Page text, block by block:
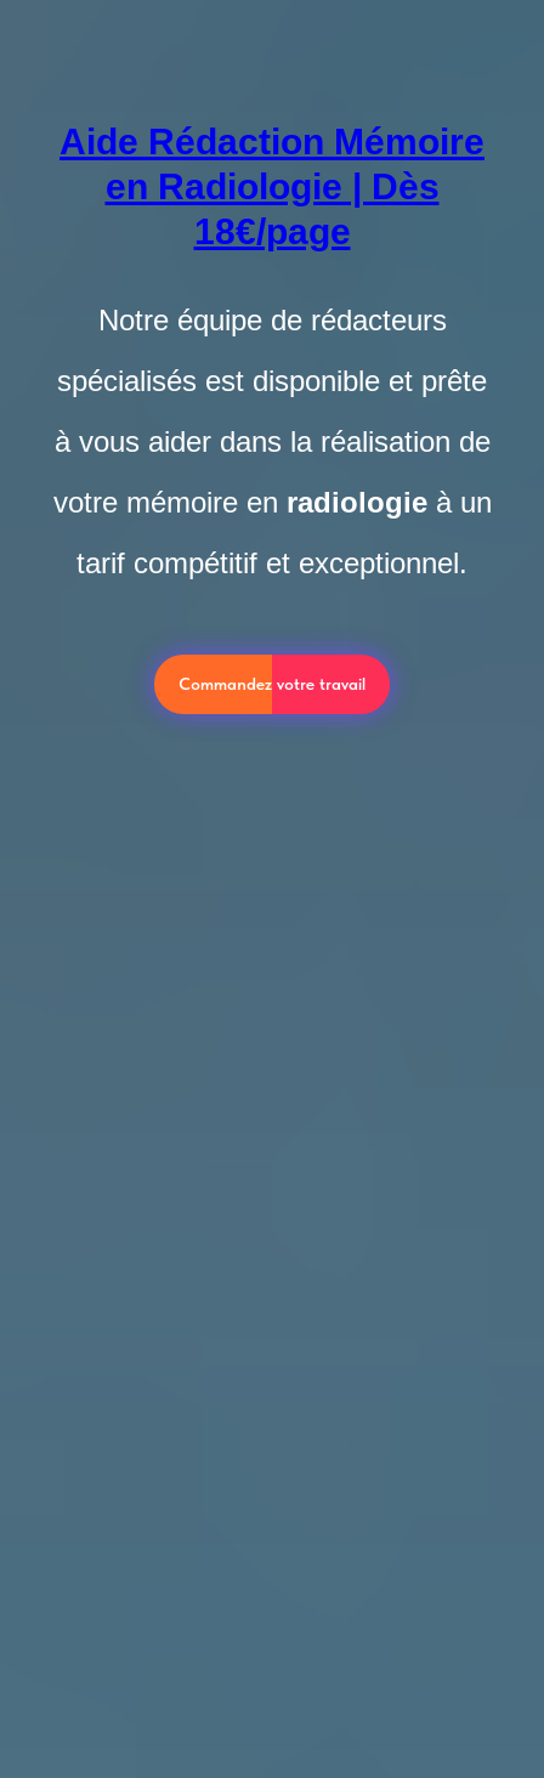
Aide Rédaction Mémoire
en Radiologie | Dès
18€/page
Notre équipe de rédacteurs
spécialisés est disponible et prête
à vous aider dans la réalisation de
votre mémoire en radiologieà un
tarif compétitif et exceptionnel.
Commandez votre travail